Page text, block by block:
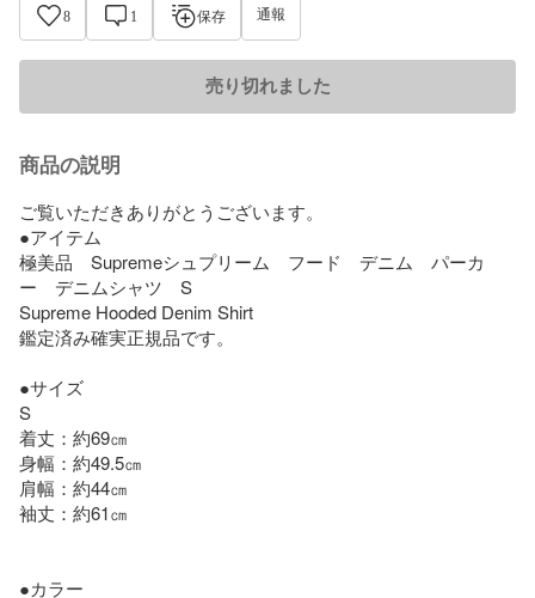
8 1 保存 通報
売り切れました
商品の説明
ご覧いただきありがとうございます。
●アイテム
極美品　Supremeシュプリーム　フード　デニム　パーカ
ー　デニムシャツ　S
Supreme Hooded Denim Shirt
鑑定済み確実正規品です。
●サイズ
S
着丈：約69㎝
身幅：約49.5㎝
肩幅：約44㎝
袖丈：約61㎝
●カラー